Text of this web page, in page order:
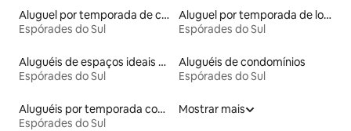
Aluguel por temporada de cavernas
Espórades do Sul
Aluguel por temporada de lofts
Espórades do Sul
Aluguéis de espaços ideais para famílias
Espórades do Sul
Aluguéis de condomínios
Espórades do Sul
Aluguéis por temporada com suítes privativas
Espórades do Sul
Mostrar mais